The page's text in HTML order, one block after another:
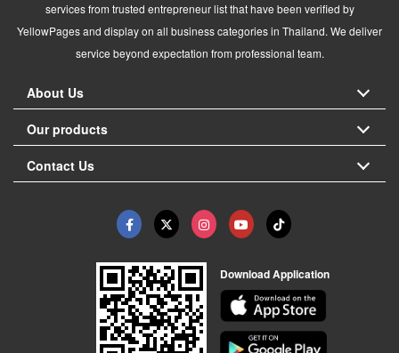
services from trusted entrepreneur list that have been verified by
YellowPages and display on all business categories in Thailand. We deliver
service beyond expectation from professional team.
About Us
Our products
Contact Us
Download Application